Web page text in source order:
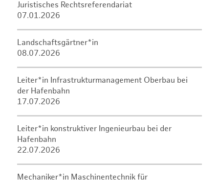
Juristisches Rechtsreferendariat
07.01.2026
Landschaftsgärtner*in
08.07.2026
Leiter*in Infrastrukturmanagement Oberbau bei
der Hafenbahn
17.07.2026
Leiter*in konstruktiver Ingenieurbau bei der
Hafenbahn
22.07.2026
Mechaniker*in Maschinentechnik für